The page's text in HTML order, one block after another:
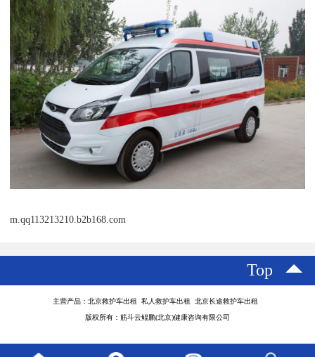
m.qq113213210.b2b168.com
Top
主营产品：北京救护车出租 私人救护车出租 北京长途救护车出租
版权所有：筋斗云鲲鹏(北京)健康咨询有限公司